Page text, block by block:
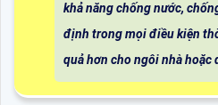
khả năng chống nước,
định trong mọi điều kiện
quả hơn cho ngôi nhà hoặc